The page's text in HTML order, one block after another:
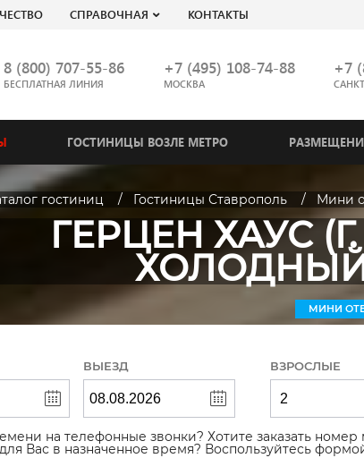
СПРАВОЧНАЯ КОНТАКТЫ
8 (800) 707-55-86
БЕСПЛАТНАЯ ЛИНИЯ
+7 (495) 108-74-88
МОСКВА
+7
ГОСТИНИЦЫ ВОЗЛЕ МЕТРО
гостиниц Гостиницы Ставрополь Мини
ГЕРЦЕН ХАУС
МИНИ
ВЫЕЗД ВЗРОСЛЫЕ
на телефонные звонки? Хотите заказать
для Вас в назначенное время? Воспользуйтесь